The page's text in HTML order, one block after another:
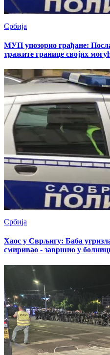
Србија
МУП упозорио грађане:
тражите границе својих
Србија
Хаос у Сврљигу: Баба угризла
смиривао - завршио у